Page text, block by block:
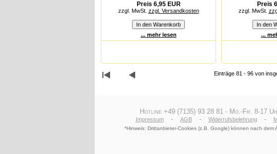
Preis 6,95 EUR
zzgl. MwSt. zzgl. Versandkosten
... mehr lesen
Preis
zzgl. MwSt.
...
Einträge 81 - 96 von
Hotline +49 (7135) 93 28 81 - Mo.-Fr. 8-17
Impressum - AGB - Widerrufsbelehrung -
*Hinweis: Drittanbieter-Cookies (z.B. Google) können nach